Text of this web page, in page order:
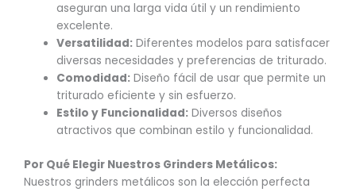
aseguran una larga vida útil y un rendimiento
excelente.
Versatilidad: Diferentes modelos para satisfacer
diversas necesidades y preferencias de triturado.
Comodidad: Diseño fácil de usar que permite un
triturado eficiente y sin esfuerzo.
Estilo y Funcionalidad: Diversos diseños
atractivos que combinan estilo y funcionalidad.
Por Qué Elegir Nuestros Grinders Metálicos:
Nuestros grinders metálicos son la elección perfecta